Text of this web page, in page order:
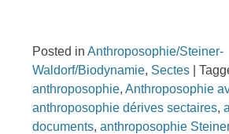
Posted inAnthroposophie/Steiner-
Waldorf/Biodynamie, Sectes |
anthroposophie,Anthroposophie
anthroposophie dérives sectaires,
documents,anthroposophie